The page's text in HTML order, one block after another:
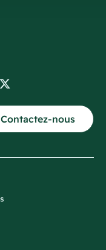
Contactez-nous